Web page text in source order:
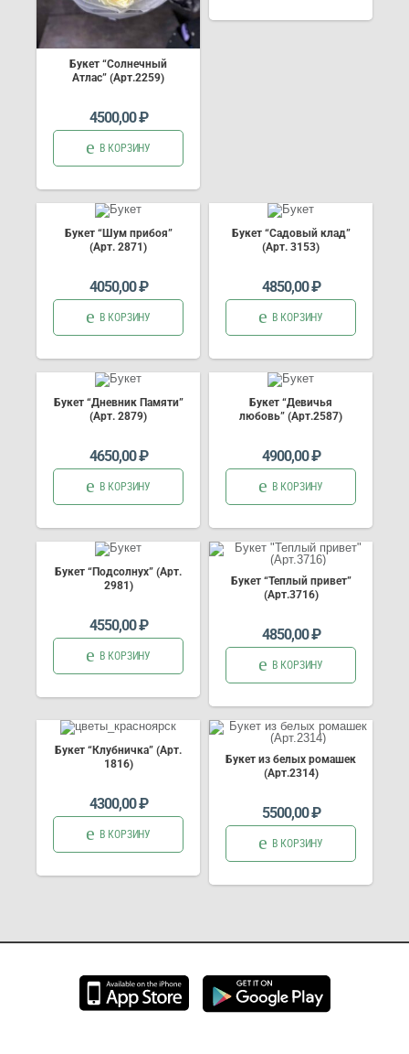
Букет “Солнечный
Атлас” (Арт.2259)
4500,00₽
В КОРЗИНУ
Букет “Шум прибоя”
(Арт. 2871)
4050,00₽
В КОРЗИНУ
Букет “Садовый клад”
(Арт. 3153)
4850,00₽
В КОРЗИНУ
Букет “Дневник Памяти”
(Арт. 2879)
4650,00₽
В КОРЗИНУ
Букет “Девичья
любовь” (Арт.2587)
4900,00₽
В КОРЗИНУ
Букет “Подсолнух” (Арт.
2981)
4550,00₽
В КОРЗИНУ
Букет “Теплый привет”
(Арт.3716)
4850,00₽
В КОРЗИНУ
Букет “Клубничка” (Арт.
1816)
4300,00₽
В КОРЗИНУ
Букет из белых ромашек
(Арт.2314)
5500,00₽
В КОРЗИНУ